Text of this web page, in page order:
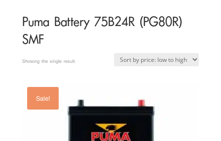
Puma Battery 75B24R (PG80R)
SMF
Showing the single result
Sale!